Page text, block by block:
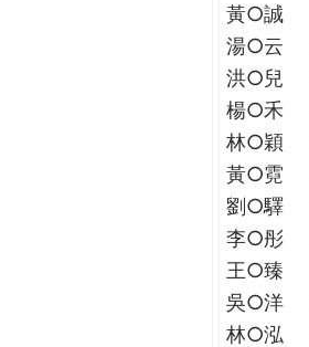
黃○誠
湯○云
洪○兒
楊○禾
林○穎
黃○霓
劉○驛
李○彤
王○臻
吳○洋
林○泓